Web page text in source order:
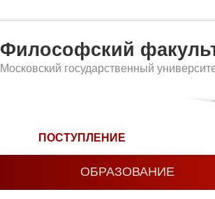
Философский
Московский государственный
ПОСТУПЛЕНИЕ
ОБРАЗОВАНИЕ